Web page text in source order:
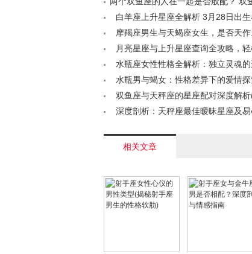
析< /a>白羊座上升星座全解析 3月28日出
询< /a>摩羯座男生与天蝎座女生，是否天
线深度解析< /a>
月亮星座与上升星座查询全攻略，
法< /a>
水瓶座女性性格全解析：独立灵魂
业发展指南< /a>
水瓶男与蝎女：性格差异下的爱情
双鱼座与天秤座的星座配对深度解
吗？)< /a>
深度剖析：天秤座最佳暧昧星座及
相关文章